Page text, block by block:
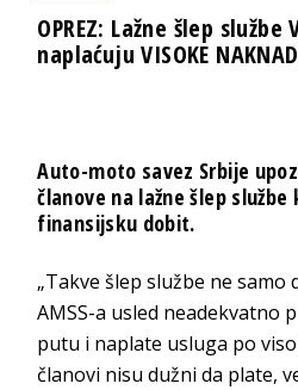
OPREZ: Lažne šlep službe
naplaćuju VISOKE
Auto-moto savez Srbije
članove na lažne šlep
finansijsku dobit.
„Takve šlep službe ne samo
AMSS-a usled neadekvatno
putu i naplate usluga po
članovi nisu dužni da plate,